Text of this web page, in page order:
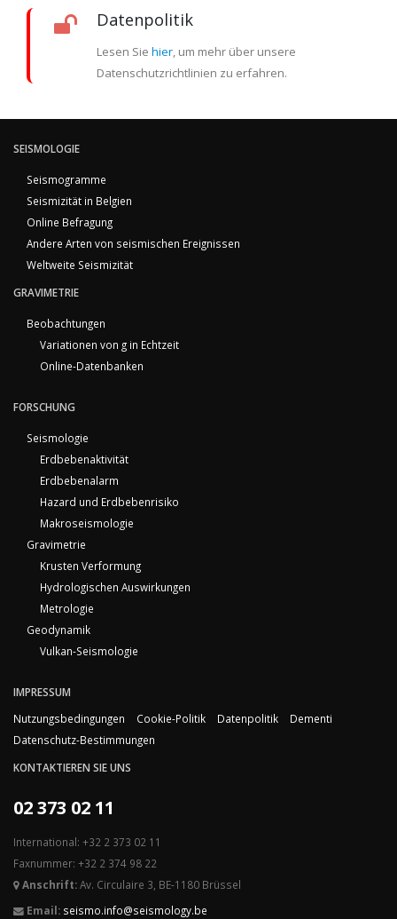
Datenpolitik
Lesen Sie hier, um mehr über unsere
Datenschutzrichtlinien zu erfahren.
SEISMOLOGIE
Seismogramme
Seismizität in Belgien
Online Befragung
Andere Arten von seismischen Ereignissen
Weltweite Seismizität
GRAVIMETRIE
Beobachtungen
Variationen von g in Echtzeit
Online-Datenbanken
FORSCHUNG
Seismologie
Erdbebenaktivität
Erdbebenalarm
Hazard und Erdbebenrisiko
Makroseismologie
Gravimetrie
Krusten Verformung
Hydrologischen Auswirkungen
Metrologie
Geodynamik
Vulkan-Seismologie
IMPRESSUM
Nutzungsbedingungen
Cookie-Politik Datenpolitik
Dementi
Datenschutz-Bestimmungen
KONTAKTIEREN SIE UNS
02 373 02 11
International: +32 2 373 02 11
Faxnummer: +32 2 374 98 22
Anschrift:Av. Circulaire 3, BE-1180 Brüssel
Email: seismo.info@seismology.be